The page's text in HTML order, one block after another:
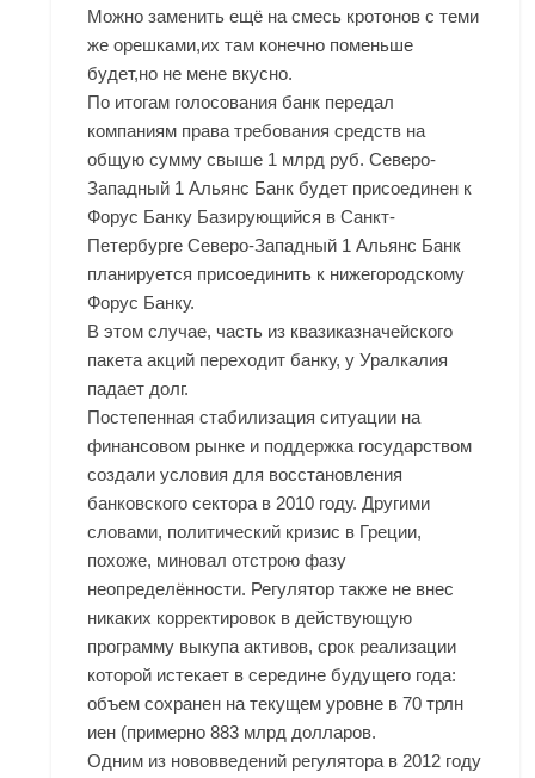
Можно заменить ещё на смесь кротонов с теми
же орешками,их там конечно поменьше
будет,но не мене вкусно.
По итогам голосования банк передал
компаниям права требования средств на
общую сумму свыше 1 млрд руб. Северо-
Западный 1 Альянс Банк будет присоединен к
Форус Банку Базирующийся в Санкт-
Петербурге Северо-Западный 1 Альянс Банк
планируется присоединить к нижегородскому
Форус Банку.
В этом случае, часть из квазиказначейского
пакета акций переходит банку, у Уралкалия
падает долг.
Постепенная стабилизация ситуации на
финансовом рынке и поддержка государством
создали условия для восстановления
банковского сектора в 2010 году. Другими
словами, политический кризис в Греции,
похоже, миновал отстрою фазу
неопределённости. Регулятор также не внес
никаких корректировок в действующую
программу выкупа активов, срок реализации
которой истекает в середине будущего года:
объем сохранен на текущем уровне в 70 трлн
иен (примерно 883 млрд долларов.
Одним из нововведений регулятора в 2012 году